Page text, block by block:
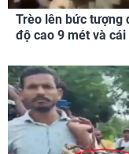
Trèo lên bức tượng
độ cao 9 mét và